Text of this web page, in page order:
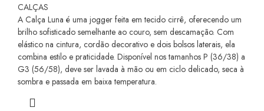
CALÇAS
A Calça Luna é uma jogger feita em tecido cirrê, oferecendo um
brilho sofisticado semelhante ao couro, sem descamação. Com
elástico na cintura, cordão decorativo e dois bolsos laterais, ela
combina estilo e praticidade. Disponível nos tamanhos P (36/38) a
G3 (56/58), deve ser lavada à mão ou em ciclo delicado, seca à
sombra e passada em baixa temperatura.